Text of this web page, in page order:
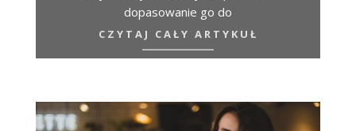
dopasowanie go do
CZYTAJ CAŁY ARTYKUŁ